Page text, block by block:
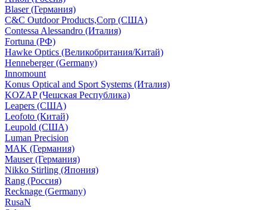
Blaser (Германия)
C&C Outdoor Products,Corp (США)
Contessa Alessandro (Италия)
Fortuna (РФ)
Hawke Optics (Великобритания/Китай)
Henneberger (Germany)
Innomount
Konus Optical and Sport Systems (Италия)
KOZAP (Чешская Республика)
Leapers (США)
Leofoto (Китай)
Leupold (США)
Luman Precision
MAK (Германия)
Mauser (Германия)
Nikko Stirling (Япония)
Rang (Россия)
Recknage (Germany)
RusaN